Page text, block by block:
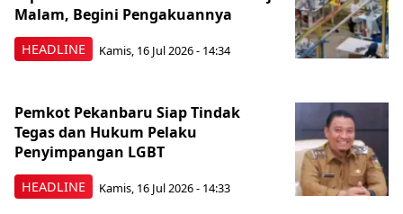
HEADLINE
Malam, Begini Pengakuannya
Kamis, 16 Jul 2026 - 14:34
HEADLINE
Pemkot Pekanbaru Siap Tindak
Tegas dan Hukum Pelaku
Penyimpangan LGBT
Kamis, 16 Jul 2026 - 14:33